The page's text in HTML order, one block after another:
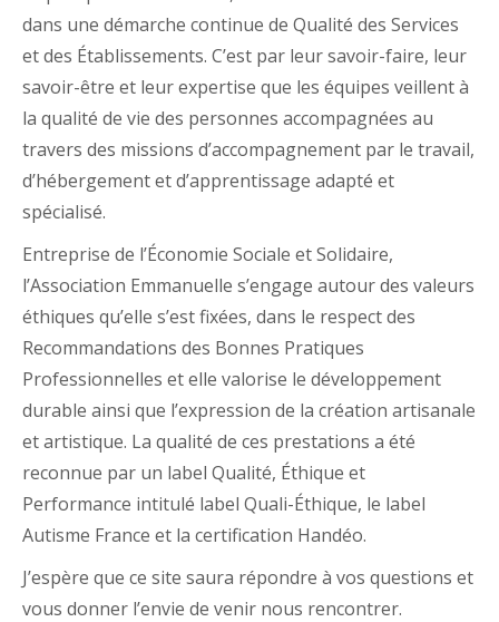
dans une démarche continue de Qualité des Services
et des Établissements. C’est par leur savoir-faire, leur
savoir-être et leur expertise que les équipes veillent à
la qualité de vie des personnes accompagnées au
travers des missions d’accompagnement par le travail,
d’hébergement et d’apprentissage adapté et
spécialisé.
Entreprise de l’Économie Sociale et Solidaire,
l’Association Emmanuelle s’engage autour des valeurs
éthiques qu’elle s’est fixées, dans le respect des
Recommandations des Bonnes Pratiques
Professionnelles et elle valorise le développement
durable ainsi que l’expression de la création artisanale
et artistique. La qualité de ces prestations a été
reconnue par un label Qualité, Éthique et
Performance intitulé label Quali-Éthique, le label
Autisme France et la certification Handéo.
J’espère que ce site saura répondre à vos questions et
vous donner l’envie de venir nous rencontrer.